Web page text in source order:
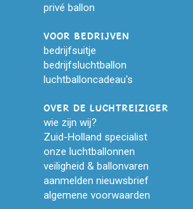
privé ballon
VOOR BEDRIJVEN
bedrijfsuitje
bedrijfsluchtballon
luchtballoncadeau's
OVER DE LUCHTREIZIGER
wie zijn wij?
Zuid-Holland specialist
onze luchtballonnen
veiligheid & ballonvaren
aanmelden nieuwsbrief
algemene voorwaarden